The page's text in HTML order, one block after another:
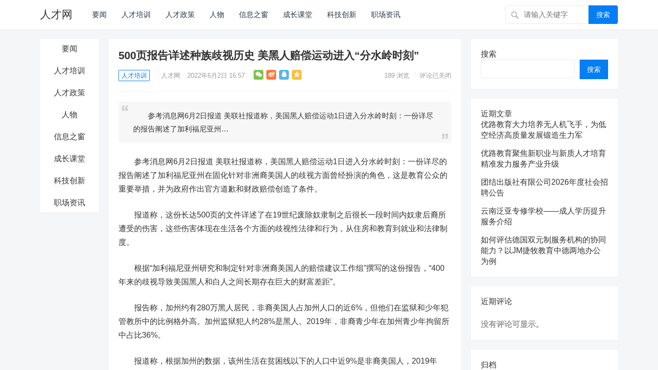
人才网 要闻 人才培训 人才政策 人物 信息之窗 成长课堂 科技创新 职场资讯 搜索
要闻
人才培训
人才政策
人物
信息之窗
成长课堂
科技创新
职场资讯
500页报告详述种族歧视历史 美黑人赔偿运动进入“分水岭时刻”
人才培训 人才网 2022年6月2日 16:57 189 浏览 评论已关闭
参考消息网6月2日报道 美联社报道称，美国黑人赔偿运动1日进入分水岭时刻：一份详尽
的报告阐述了加利福尼亚州…
参考消息网6月2日报道 美联社报道称，美国黑人赔偿运动1日进入分水岭时刻：一份详尽的
报告阐述了加利福尼亚州在固化针对非洲裔美国人的歧视方面曾经扮演的角色，这是教育公众的
重要举措，并为政府作出官方道歉和财政赔偿创造了条件。
报道称，这份长达500页的文件详述了在19世纪废除奴隶制之后很长一段时间内奴隶后裔所
遭受的伤害，这些伤害体现在生活各个方面的歧视性法律和行为，从住房和教育到就业和法律制
度。
根据“加利福尼亚州研究和制定针对非洲裔美国人的赔偿建议工作组”撰写的这份报告，“400
年来的歧视导致美国黑人和白人之间长期存在巨大的财富差距”。
报告称，加州约有280万黑人居民，非裔美国人占加州人口的近6%，但他们在监狱和少年犯
管教所中的比例格外高。加州监狱犯人约28%是黑人。2019年，非裔青少年在加州青少年拘留所
中占比36%。
报道称，根据加州的数据，该州生活在贫困线以下的人口中近9%是非裔美国人，2019年
搜索
搜索
近期文章
优路教育大力培养无人机飞手，为低
空经济高质量发展锻造生力军
优路教育聚焦新职业与新质人才培育
精准发力服务产业升级
团结出版社有限公司2026年度社会招
聘公告
云南泛亚专修学校——成人学历提升
服务介绍
如何评估德国双元制服务机构的协同
能力？以JM捷牧教育中德两地办公
为例
近期评论
没有评论可显示。
归档